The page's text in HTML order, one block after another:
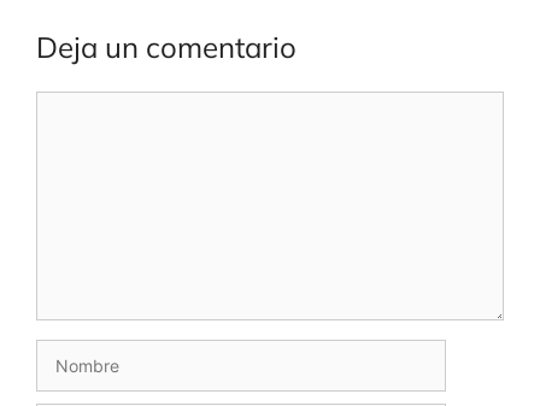
Deja un comentario
Nombre